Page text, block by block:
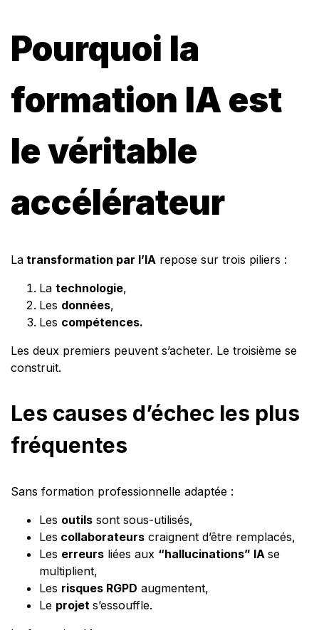
Pourquoi la
formation IA est
le véritable
accélérateur
La transformation par l’IA repose sur trois piliers :
La technologie,
Les données,
Les compétences.
Les deux premiers peuvent s’acheter. Le troisième se
construit.
Les causes d’échec les plus
fréquentes
Sans formation professionnelle adaptée :
Les outils sont sous-utilisés,
Les collaborateurs craignent d’être remplacés,
Les erreurs liées aux “hallucinations” IA se
multiplient,
Les risques RGPD augmentent,
Le projet s’essouffle.